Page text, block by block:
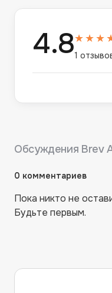
4.81
Обсуждения Brev
0 комментариев
Пока никто не
Будьте первым.